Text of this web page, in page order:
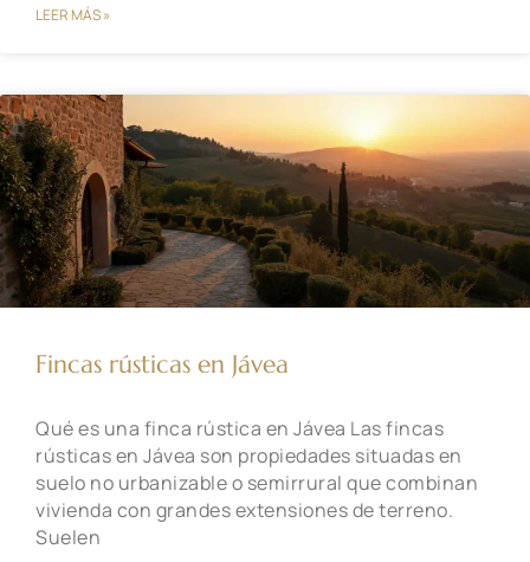
LEER MÁS »
Fincas rústicas en Jávea
Qué es una finca rústica en Jávea Las fincas
rústicas en Jávea son propiedades situadas en
suelo no urbanizable o semirrural que combinan
vivienda con grandes extensiones de terreno.
Suelen